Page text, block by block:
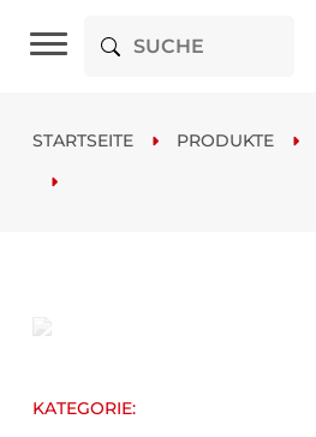
STARTSEITE PRODUKTE
KATEGORIE: